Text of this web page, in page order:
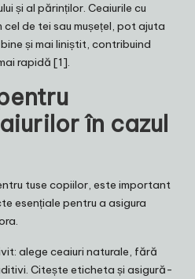
și al părinților. Ceaiurile cu
de tei sau mușețel, pot ajuta
și mai liniștit, contribuind
rapidă [1].
în cazul
tuse copiilor, este important
esențiale pentru a asigura
alege ceaiuri naturale, fără
Citește eticheta și asigură-